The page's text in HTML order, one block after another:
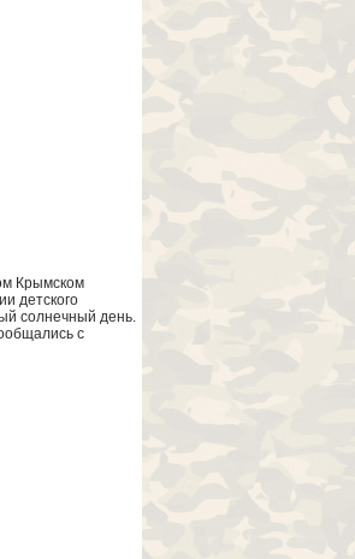
Крымском
детского
солнечный день.
с